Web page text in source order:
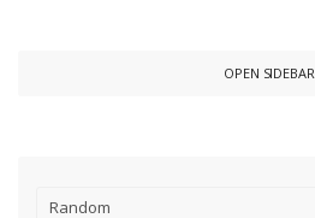
OPEN SIDEBAR